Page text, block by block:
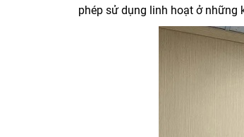
phép sử dụng linh hoạt ở